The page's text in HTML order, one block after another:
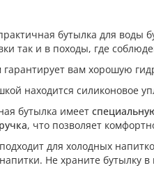
бутылка для воды
так и в походы, где
гарантирует вам хорошую
находится силиконовое
бутылка имеет
, что позволяет
для холодных
Не храните бутылку